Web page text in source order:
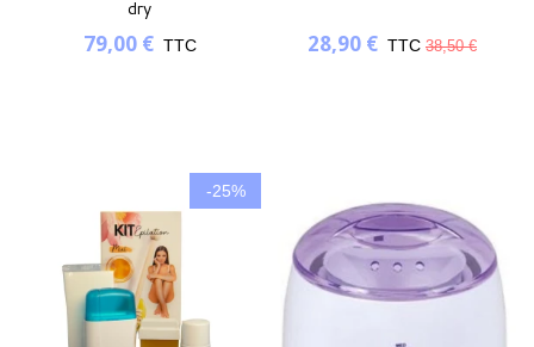
dry
79,00 € TTC 28,90 € TTC 38,50 €
-25%